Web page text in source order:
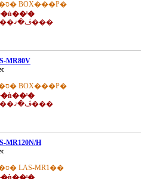
�����ʤγ��ס� BOX���Ρ�
����ڤ�ޤ���
MR80V
�����ʤγ��ס� BOX���Ρ�
����ڤ�ޤ���
MR120N/H
�����ʤγ��ס� LAS-MR1��